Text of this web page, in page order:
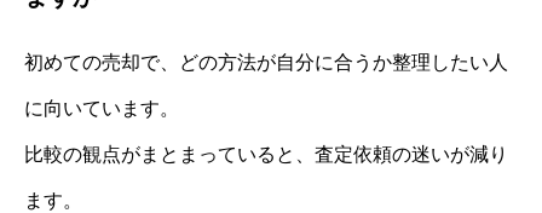
初めての売却で、どの方法が自分に合うか整理したい人
に向いています。
比較の観点がまとまっていると、査定依頼の迷いが減り
ます。